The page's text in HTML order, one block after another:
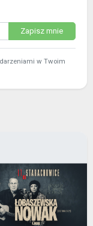
Zapisz mnie
w Twoim